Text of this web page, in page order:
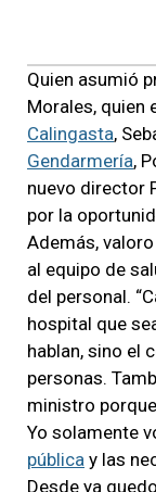
Quien asumió
Morales, quien
Calingasta,
Gendarmería,
nuevo director
por la
Además,
al equipo de
del personal.
hospital que
hablan, sino el
personas.
ministro
Yo solamente
pública y las
Desde ya